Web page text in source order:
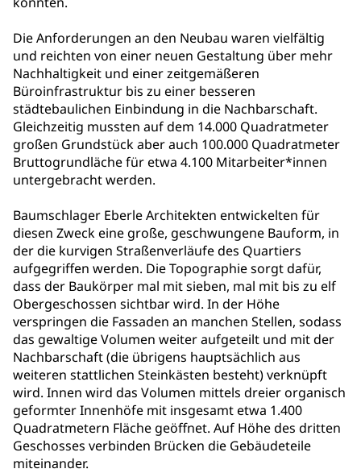
Die Anforderungen an den Neubau waren vielfältig
und reichten von einer neuen Gestaltung über mehr
Nachhaltigkeit und einer zeitgemäßeren
Büroinfrastruktur bis zu einer besseren
städtebaulichen Einbindung in die Nachbarschaft.
Gleichzeitig mussten auf dem 14.000 Quadratmeter
großen Grundstück aber auch 100.000 Quadratmeter
Bruttogrundläche für etwa 4.100 Mitarbeiter*innen
untergebracht werden.
Baumschlager Eberle Architekten entwickelten für
diesen Zweck eine große, geschwungene Bauform, in
der die kurvigen Straßenverläufe des Quartiers
aufgegriffen werden. Die Topographie sorgt dafür,
dass der Baukörper mal mit sieben, mal mit bis zu elf
Obergeschossen sichtbar wird. In der Höhe
verspringen die Fassaden an manchen Stellen, sodass
das gewaltige Volumen weiter aufgeteilt und mit der
Nachbarschaft (die übrigens hauptsächlich aus
weiteren stattlichen Steinkästen besteht) verknüpft
wird. Innen wird das Volumen mittels dreier organisch
geformter Innenhöfe mit insgesamt etwa 1.400
Quadratmetern Fläche geöffnet. Auf Höhe des dritten
Geschosses verbinden Brücken die Gebäudeteile
miteinander.